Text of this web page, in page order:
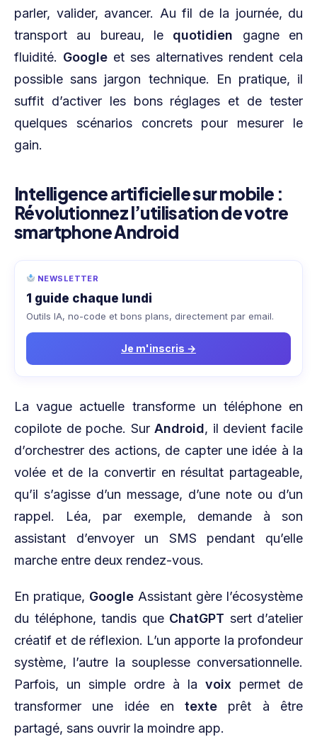
parler, valider, avancer. Au fil de la journée, du
transport au bureau, le quotidien gagne en
fluidité. Google et ses alternatives rendent cela
possible sans jargon technique. En pratique, il
suffit d’activer les bons réglages et de tester
quelques scénarios concrets pour mesurer le
gain.
Intelligence artificielle sur mobile :
Révolutionnez l’utilisation de votre
smartphone Android
NEWSLETTER
1 guide chaque lundi
Outils IA, no-code et bons plans, directement par email.
Je m'inscris →
La vague actuelle transforme un téléphone en
copilote de poche. SurAndroid, il devient facile
d’orchestrer des actions, de capter une idée à la
volée et de la convertir en résultat partageable,
qu’il s’agisse d’un message, d’une note ou d’un
rappel. Léa, par exemple, demande à son
assistant d’envoyer un SMS pendant qu’elle
marche entre deux rendez-vous.
En pratique, Google Assistant gère l’écosystème
du téléphone, tandis que ChatGPT sert d’atelier
créatif et de réflexion. L’un apporte la profondeur
système, l’autre la souplesse conversationnelle.
Parfois, un simple ordre à la voix permet de
transformer une idée entexte prêt à être
partagé, sans ouvrir la moindre app.